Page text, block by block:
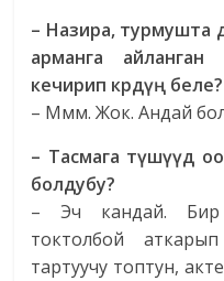
– Назира, турмушта
арманга
кечирип крдүң беле?
– Ммм. Жок. Андай
– Тасмага түшүүд
болдубу?
– Эч кандай. Бир
токтолбой
тартуучу топтун,